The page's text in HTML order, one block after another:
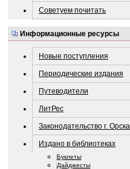
Советуем почитать
Информационные ресурсы
Новые поступления
Периодические издания
Путеводители
ЛитРес
Законодательство г. Орска
Издано в библиотеках
Буклеты
Дайджесты